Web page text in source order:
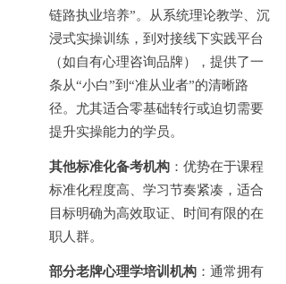
链路执业培养”。从系统理论教学、沉
浸式实操训练，到对接线下实践平台
（如自有心理咨询品牌），提供了一
条从“小白”到“准从业者”的清晰路
径。尤其适合零基础转行或迫切需要
提升实操能力的学员。
其他标准化备考机构 ：优势在于课程
标准化程度高、学习节奏紧凑，适合
目标明确为高效取证、时间有限的在
职人群。
部分老牌心理学培训机构 ：通常拥有